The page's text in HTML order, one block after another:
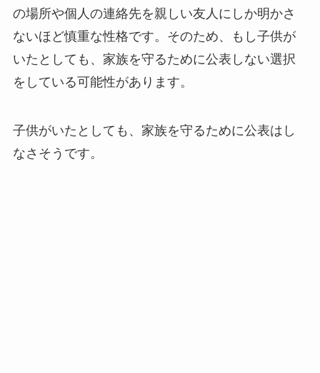
の場所や個人の連絡先を親しい友人にしか明かさ
ないほど慎重な性格です。そのため、もし子供が
いたとしても、家族を守るために公表しない選択
をしている可能性があります。
子供がいたとしても、家族を守るために公表はし
なさそうです。